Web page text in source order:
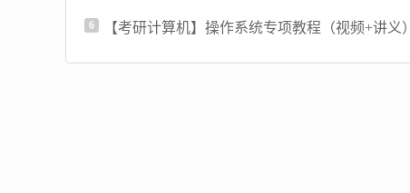
6 【考研计算机】操作系统专项教程（视频+讲义）